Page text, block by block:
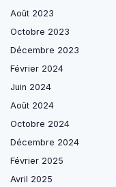
Août 2023
Octobre 2023
Décembre 2023
Février 2024
Juin 2024
Août 2024
Octobre 2024
Décembre 2024
Février 2025
Avril 2025